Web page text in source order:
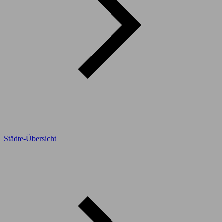
Städte-Übersicht